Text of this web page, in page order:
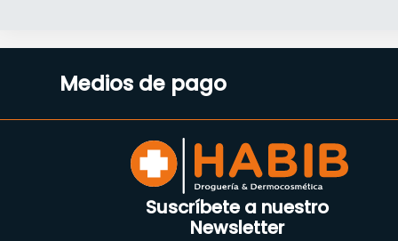
TODOS COMEMOS
UNIVERSAL PERFECT
NUTRITION
VECTOR FUDS
VIIVA FERMENTADOS S.A.S
WASSER CHEMICAL S.A.
ZOI- NATURALES Y
COSMETICOS
Medios de pago
Suscríbete a nuestro
Newsletter